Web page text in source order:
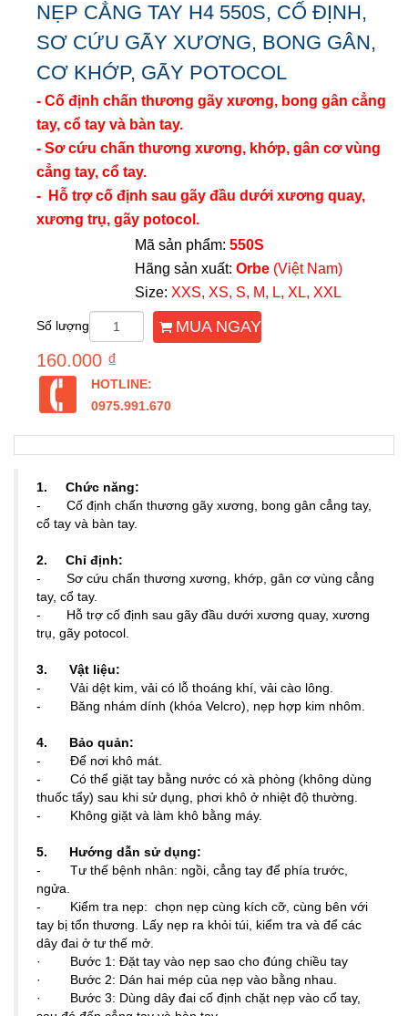
NẸP CẲNG TAY H4 550S, CỐ ĐỊNH,
SƠ CỨU GÃY XƯƠNG, BONG GÂN,
CƠ KHỚP, GÃY POTOCOL
- Cố định chấn thương gãy xương, bong gân cẳng
tay, cổ tay và bàn tay.
- Sơ cứu chấn thương xương, khớp, gân cơ vùng
cẳng tay, cổ tay.
- Hỗ trợ cố định sau gãy đầu dưới xương quay,
xương trụ, gãy potocol.
Mã sản phẩm: 550S
Hãng sản xuất: Orbe (Việt Nam)
Size: XXS, XS, S, M, L, XL, XXL
Số lượng MUA NGAY
160.000 ₫
HOTLINE:
0975.991.670
1. Chức năng:
- Cố định chấn thương gãy xương, bong gân cẳng tay,
cổ tay và bàn tay.
2. Chỉ định:
- Sơ cứu chấn thương xương, khớp, gân cơ vùng cẳng
tay, cổ tay.
- Hỗ trợ cố định sau gãy đầu dưới xương quay, xương
trụ, gãy potocol.
3. Vật liệu:
- Vải dệt kim, vải có lỗ thoáng khí, vải cào lông.
- Băng nhám dính (khóa Velcro), nẹp hợp kim nhôm.
4. Bảo quản:
- Để nơi khô mát.
- Có thể giặt tay bằng nước có xà phòng (không dùng
thuốc tẩy) sau khi sử dụng, phơi khô ở nhiệt độ thường.
- Không giặt và làm khô bằng máy.
5. Hướng dẫn sử dụng:
- Tư thế bệnh nhân: ngồi, cẳng tay để phía trước,
ngửa.
- Kiểm tra nẹp: chọn nẹp cùng kích cỡ, cùng bên với
tay bị tổn thương. Lấy nẹp ra khỏi túi, kiểm tra và để các
dây đai ở tư thế mở.
· Bước 1: Đặt tay vào nẹp sao cho đúng chiều tay
· Bước 2: Dán hai mép của nẹp vào bằng nhau.
· Bước 3: Dùng dây đai cố định chặt nẹp vào cổ tay,